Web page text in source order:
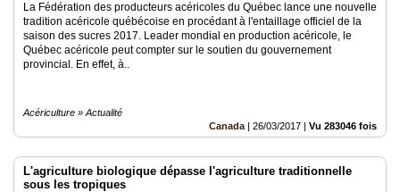
La Fédération des producteurs acéricoles du Québec lance une nouvelle
tradition acéricole québécoise en procédant à l'entaillage officiel de la
saison des sucres 2017. Leader mondial en production acéricole, le
Québec acéricole peut compter sur le soutien du gouvernement
provincial. En effet, à..
Acériculture » Actualité
Canada | 26/03/2017 | Vu 283046 fois
L'agriculture biologique dépasse l'agriculture traditionnelle
sous les tropiques